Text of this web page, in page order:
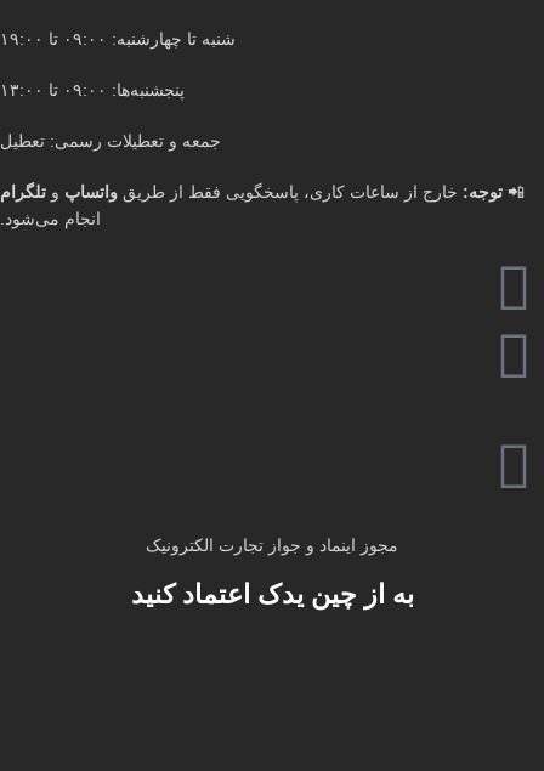
شنبه تا چهارشنبه: ۰۹:۰۰ تا ۱۹:۰۰
پنجشنبه‌ها: ۰۹:۰۰ تا ۱۳:۰۰
جمعه و تعطیلات رسمی: تعطیل
📲 توجه: خارج از ساعات کاری، پاسخگویی فقط از طریق واتساپ و تلگرام
انجام می‌شود.
مجوز اینماد و جواز تجارت الکترونیک
به از چین یدک اعتماد کنید